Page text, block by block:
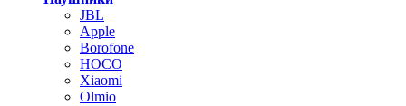
JBL
Apple
Borofone
HOCO
Xiaomi
Olmio